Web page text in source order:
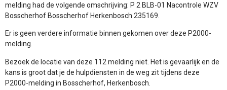
melding had de volgende omschrijving: P 2 BLB-01 Nacontrole WZV
Bosscherhof Bosscherhof Herkenbosch 235169.
Er is geen verdere informatie binnen gekomen over deze P2000-
melding.
Bezoek de locatie van deze 112 melding niet. Het is gevaarlijk en de
kans is groot dat je de hulpdiensten in de weg zit tijdens deze
P2000-melding in Bosscherhof, Herkenbosch.